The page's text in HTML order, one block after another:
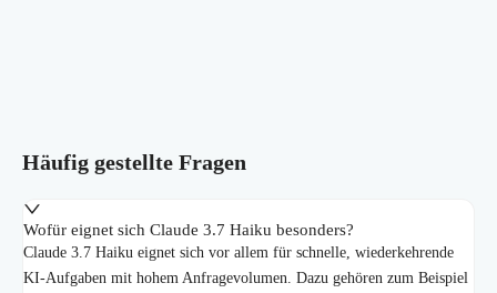
Häufig gestellte Fragen
Wofür eignet sich Claude 3.7 Haiku besonders?
Claude 3.7 Haiku eignet sich vor allem für schnelle, wiederkehrende
KI-Aufgaben mit hohem Anfragevolumen. Dazu gehören zum Beispiel